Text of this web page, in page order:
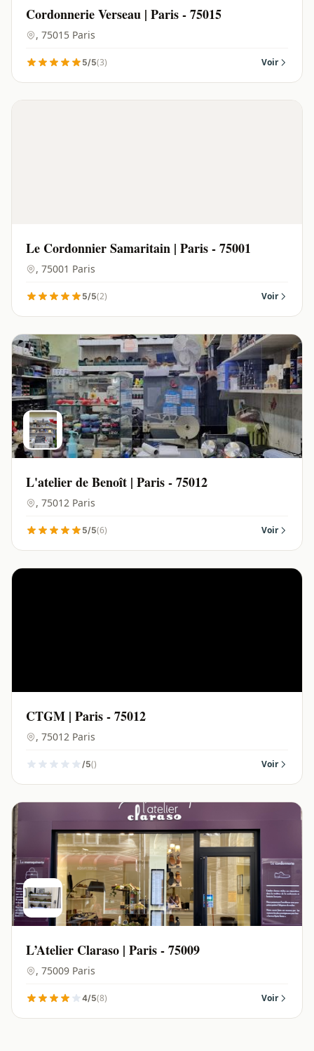
Cordonnerie Verseau | Paris - 75015
, 75015 Paris
5/5(3) Voir
Le Cordonnier Samaritain | Paris - 75001
, 75001 Paris
5/5(2) Voir
L'atelier de Benoît | Paris - 75012
, 75012 Paris
5/5(6) Voir
CTGM | Paris - 75012
, 75012 Paris
/5() Voir
L’Atelier Claraso | Paris - 75009
, 75009 Paris
4/5(8) Voir